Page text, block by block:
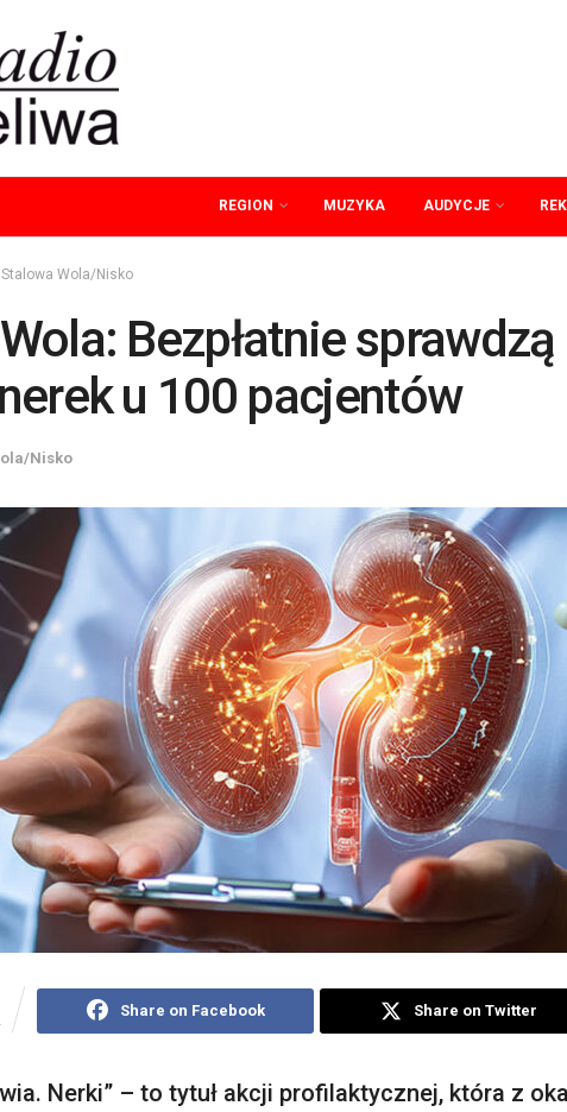
REGION MUZYKA AUDYCJE
Stalowa Wola/Nisko
Bezpłatnie sprawdzą
u 100 pacjentów
Nisko
Share on Facebook Share on Twitter
Nerki” – to tytuł akcji profilaktycznej, która z